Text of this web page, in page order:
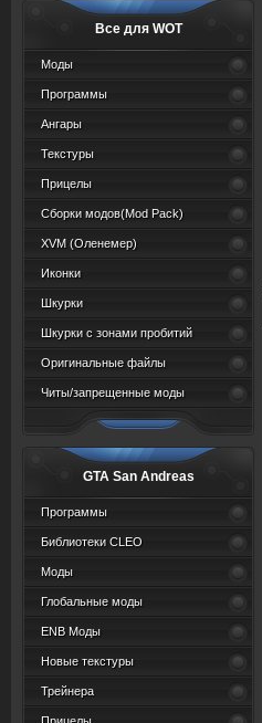
Все для WOT
Моды
Программы
Ангары
Текстуры
Прицелы
Сборки модов(Mod Pack)
XVM (Oленемер)
Иконки
Шкурки
Шкурки с зонами пробитий
Оригинальные файлы
Читы/запрещенные моды
GTA San Andreas
Программы
Библиотеки CLEO
Моды
Глобальные моды
ENB Моды
Новые текстуры
Трейнера